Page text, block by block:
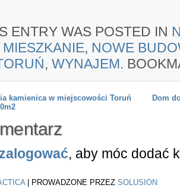
ENTRY WAS POSTED IN
MIESZKANIE, NOWE
, WYNAJEM.
kamienica w miejscowości Toruń
Dom
zalogować, aby móc dodać
| PROWADZONE PRZEZ SOLUSION